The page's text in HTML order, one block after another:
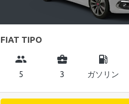
FIAT TIPO
group
5
business_center
3
local_gas_station
ガソリン